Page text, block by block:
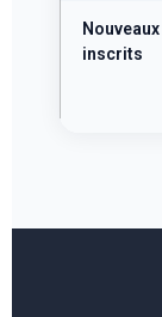
Nouveaux
inscrits